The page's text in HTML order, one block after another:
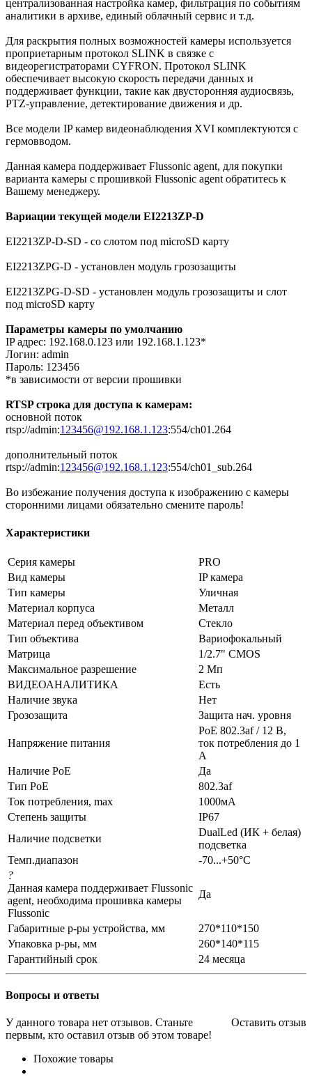
централизованная настройка камер, фильтрация по событиям
аналитики в архиве, единый облачный сервис и т.д.
Для раскрытия полных возможностей камеры используется
проприетарным протокол SLINK в связке с
видеорегистраторами CYFRON. Протокол SLINK
обеспечивает высокую скорость передачи данных и
поддерживает функции, такие как двусторонняя аудиосвязь,
PTZ-управление, детектирование движения и др.
Все модели IP камер видеонаблюдения XVI комплектуются с
гермовводом.
Данная камера поддерживает Flussonic agent, для покупки
варианта камеры с прошивкой Flussonic agent обратитесь к
Вашему менеджеру.
Вариации текущей модели EI2213ZP-D
EI2213ZP-D-SD - со слотом под microSD карту
EI2213ZPG-D - установлен модуль грозозащиты
EI2213ZPG-D-SD - установлен модуль грозозащиты и слот
под microSD карту
Параметры камеры по умолчанию
IP адрес: 192.168.0.123 или 192.168.1.123*
Логин: admin
Пароль: 123456
*в зависимости от версии прошивки
RTSP строка для доступа к камерам:
основной поток
rtsp://admin:123456@192.168.1.123:554/ch01.264
дополнительный поток
rtsp://admin:123456@192.168.1.123:554/ch01_sub.264
Во избежание получения доступа к изображению с камеры
сторонними лицами обязательно смените пароль!
Характеристики
Серия камеры
PRO
Вид камеры
IP камера
Тип камеры
Уличная
Материал корпуса
Металл
Материал перед объективом
Стекло
Тип объектива
Вариофокальный
Матрица
1/2.7" CMOS
Максимальное разрешение
2 Мп
ВИДЕОАНАЛИТИКА
Есть
Наличие звука
Нет
Грозозащита
Защита нач. уровня
Напряжение питания
PoE 802.3af / 12 В,
ток потребления до 1
А
Наличие PoE
Да
Тип PoE
802.3af
Ток потребления, max
1000мА
Степень защиты
IP67
Наличие подсветки
DualLed (ИК + белая)
подсветка
Темп.диапазон
-70...+50°С
?
Данная камера поддерживает Flussonic
agent, необходима прошивка камеры
Flussonic
Да
Габаритные р-ры устройства, мм
270*110*150
Упаковка р-ры, мм
260*140*115
Гарантийный срок
24 месяца
Вопросы и ответы
Оставить отзыв
У данного товара нет отзывов. Станьте
первым, кто оставил отзыв об этом товаре!
Похожие товары